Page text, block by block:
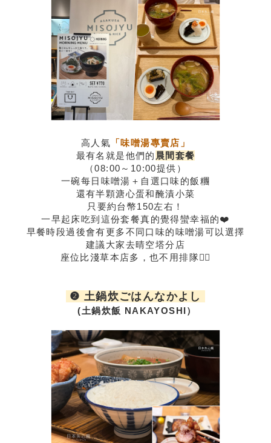
高人氣 「味噌湯專賣店」
最有名就是他們的 晨間套餐
（08:00～10:00提供）
一碗每日味噌湯＋自選口味的飯糰
還有半顆溏心蛋和醃漬小菜
只要約台幣150左右！
一早起床吃到這份套餐真的覺得蠻幸福的❤️
早餐時段過後會有更多不同口味的味噌湯可以選擇
建議大家去晴空塔分店
座位比淺草本店多，也不用排隊👍🏻
❷ 土鍋炊ごはんなかよし
(土鍋炊飯 NAKAYOSHI）